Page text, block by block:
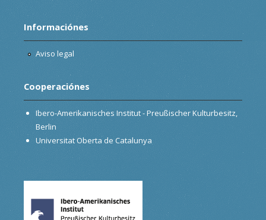
Informaciónes
Aviso legal
Cooperaciónes
Ibero-Amerikanisches Institut - Preußischer Kulturbesitz,
Berlin
Universitat Oberta de Catalunya